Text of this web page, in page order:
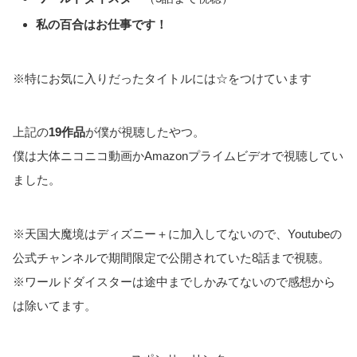
私の百合はお仕事です！
※特にお気に入りだったタイトルには☆をつけています
上記の19作品が僕が視聴したやつ。
僕は大体ニコニコ動画かAmazonプライムビデオで視聴してい
ました。
※天国大魔境はディズニー＋に加入してないので、Youtubeの
公式チャンネルで期間限定で公開されていた8話まで視聴。
※ワールドダイスターは途中までしかみてないので感想から
は除いてます。